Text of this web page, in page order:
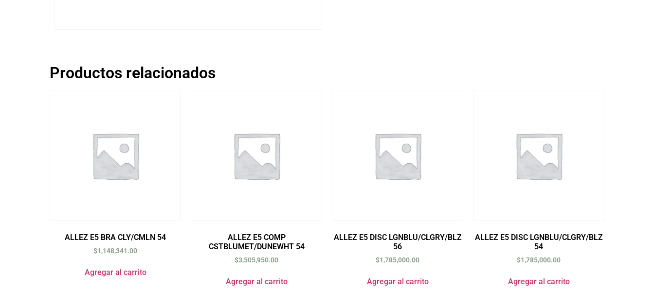
Productos relacionados
ALLEZ E5 BRA CLY/CMLN 54
$1,148,341.00
Agregar al carrito
ALLEZ E5 COMP
CSTBLUMET/DUNEWHT 54
$3,505,950.00
Agregar al carrito
ALLEZ E5 DISC LGNBLU/CLGRY/BLZ
56
$1,785,000.00
Agregar al carrito
ALLEZ E5 DISC LGNBLU/CLGRY/BLZ
54
$1,785,000.00
Agregar al carrito